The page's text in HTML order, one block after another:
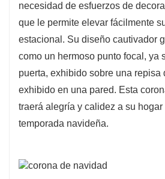
necesidad de esfuerzos de
que le permite elevar fácilmente
estacional. Su diseño cautivador
como un hermoso punto focal, ya
puerta, exhibido sobre una repisa
exhibido en una pared. Esta
traerá alegría y calidez a su hogar
temporada navideña.